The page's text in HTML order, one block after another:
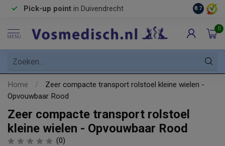
Pick-up point in Duivendrecht 8.7
MENU
0
Home /
Zeer compacte transport rolstoel kleine wielen -
Opvouwbaar Rood
Zeer compacte transport rolstoel
kleine wielen - Opvouwbaar Rood
(0)